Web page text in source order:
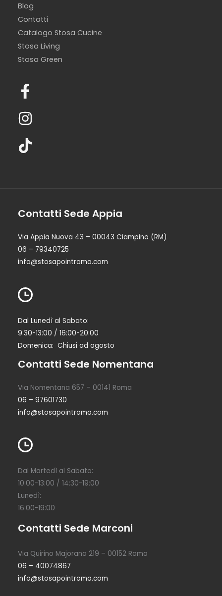
Blog
Contatti
Catalogo Stosa Cucine
Stosa Living
Stosa Green
Contatti Sede Appia
Via Appia Nuova 43 – 00043 Ciampino (RM)
06 – 79340725
info@stosapointroma.com
Dal Lunedì al Sabato:
9:30-13:00 / 16:00-20:00
Domenica: Chiusi ad agosto
Contatti Sede Nomentana
Via Nomentana 657 – 00141 Roma
06 – 97601730
info@stosapointroma.com
Dal Martedì al Sabato:
10:00-13:00 / 14:30-19:00
Lunedì:
16:00-19:00
Contatti Sede Marconi
Via Quirino Majorana 219 – 00152 Roma
06 – 40074867
info@stosapointroma.com